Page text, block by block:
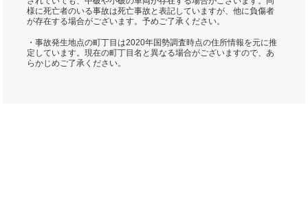
様に死亡者のいる事故は死亡事故と表記していますが、他に負傷者
が存在する場合がございます。予めご了承ください。
・事故発生地点の町丁目は2020年国勢調査時点の住所情報を元に推
定しています。現在の町丁目名と異なる場合がございますので、あ
らかじめご了承ください。